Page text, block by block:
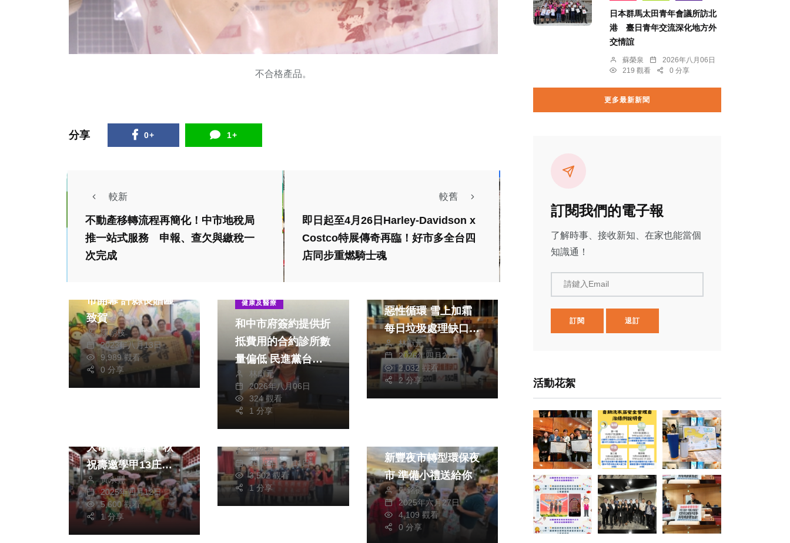
不合格產品。
分享 0+ 1+
較新
不動產移轉流程再簡化！中市地稅局
推一站式服務 申報、查欠與繳稅一
次完成
較舊
即日起至4月26日Harley-Davidson x
Costco特展傳奇再臨！好市多全台四
店同步重燃騎士魂
熱門 社會
生活 健康及醫療
綜合
市開幕 許縣長贈匾
致賀
陳朝枝
2023年八月13日
9,989 觀看
0 分享
生活
健康及醫療
和中市府簽約提供折
抵費用的合約診所數
量偏低 民進黨台中
市議員李天生要求全
額補助機台租金提高
業者參與意願
林獻元
2026年八月06日
324 觀看
1 分享
惡性循環 雪上加霜
每日垃圾處理缺口
200噸暴增至350噸
林獻元
2026年四月27日
2,032 觀看
2 分享
社會 生活
大帝1047聖誕千秋
祝壽邀學甲13庄國
小學生藝陣表演
黃永豐
2025年四月12日
5,600 觀看
1 分享
生活
寒風刺骨送暖意 臺
中市半張萬善慈善會
七年張皓傑
2026年二月11日
3,502 觀看
1 分享
新豐夜市轉型環保夜
市 準備小禮送給你
鄭銘德
2025年六月27日
4,109 觀看
0 分享
日本群馬太田青年會議所訪北
港 臺日青年交流深化地方外
交情誼
蘇榮泉
2026年八月06日
219 觀看
0 分享
更多最新新聞
訂閱我們的電子報
了解時事、接收新知、在家也能當個
知識通！
請鍵入Email
訂閱 退訂
活動花絮